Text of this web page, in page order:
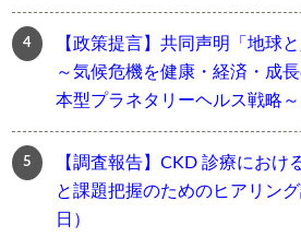
【政策提言】共同声明「地球
～気候危機を健康・経済・成
本型プラネタリーヘルス戦略
【調査報告】CKD 診療におけ
と課題把握のためのヒアリン
日）